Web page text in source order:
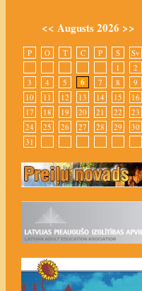
<< Augusts 2026 >>
P O T C P S
Sv
1
2
3
4 5 6 7 8
9
10
11 12 13 14 15
16
17
18 19 20 21 22
23
24
25 26 27 28 29
30
31